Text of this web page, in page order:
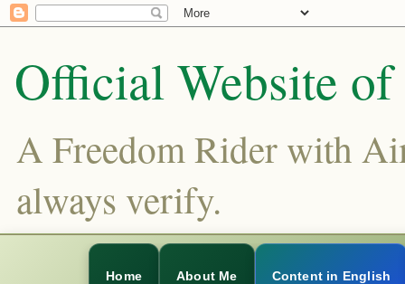
Official Website
A Freedom Rider with
always verify.
Home About Me Content in English